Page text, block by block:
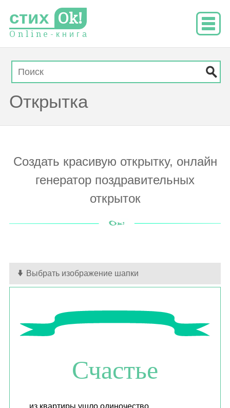
стих Ok!
O n l i n e - к н и г а
Открытка
Создать красивую открытку, онлайн
генератор поздравительных
открыток
Выбрать изображение шапки
Счастье